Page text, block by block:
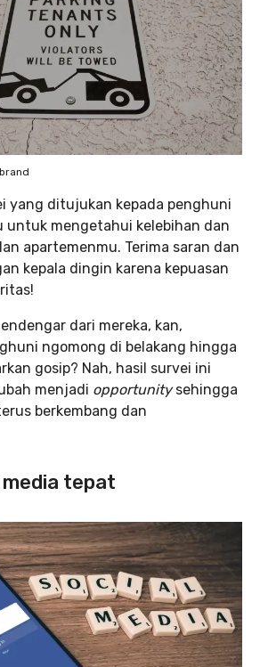
yang ditujukan kepada penghuni
untuk mengetahui kelebihan dan
apartemenmu. Terima saran dan
kepala dingin karena kepuasan
dari mereka, kan,
ngomong di belakang hingga
gosip? Nah, hasil survei ini
menjadi opportunitysehingga
berkembang dan
tepat